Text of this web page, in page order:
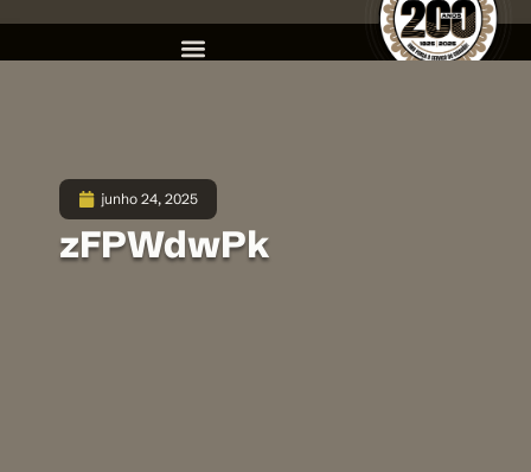
junho 24, 2025
zFPWdwPk